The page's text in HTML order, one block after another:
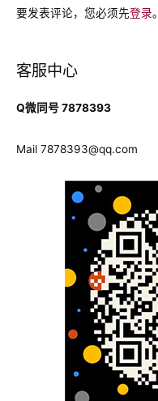
要发表评论，您必须先登录。
客服中心
Q微同号 7878393
Mail 7878393@qq.com